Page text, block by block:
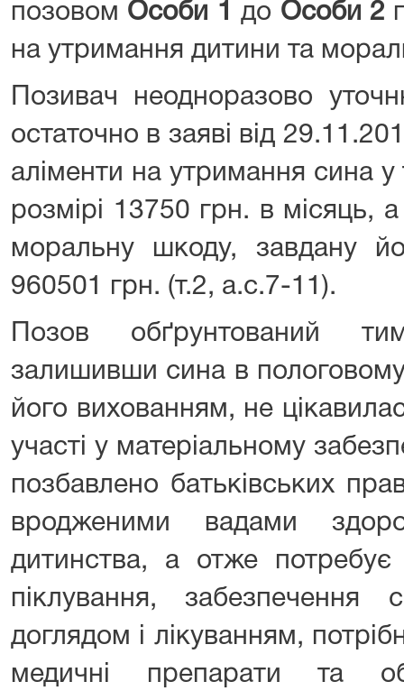
позовом Особи 1 до Особи 2
на утримання дитини та
Позивач неодноразово
остаточно в заяві від
аліменти на утримання сина у
розмірі 13750 грн. в місяць,
моральну шкоду, завдану
960501 грн. (т.2, а.с.7-11).
Позов обґрунтований
залишивши сина в
його вихованням, не
участі у матеріальному
позбавлено батьківських
вродженими вадами
дитинства, а отже потребує
піклування, забезпечення
доглядом і лікуванням,
медичні препарати та